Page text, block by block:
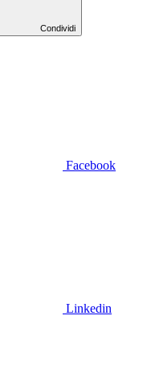
Condividi
Facebook
Linkedin